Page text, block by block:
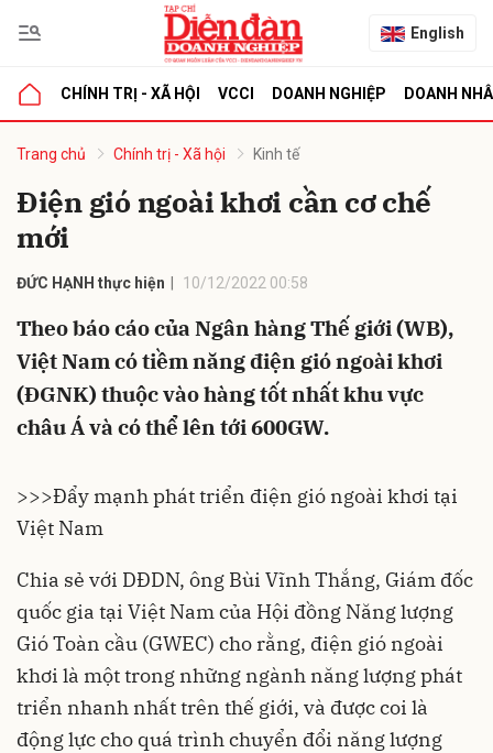
English
CHÍNH TRỊ - XÃ HỘI VCCI DOANH NGHIỆP DOANH
Trang chủ Chính trị - Xã hội Kinh tế
Điện gió ngoài khơi cần cơ chế
mới
ĐỨC HẠNH thực hiện 10/12/2022 00:58
Theo báo cáo của Ngân hàng Thế giới (WB),
Việt Nam có tiềm năng điện gió ngoài khơi
(ĐGNK) thuộc vào hàng tốt nhất khu vực
châu Á và có thể lên tới 600GW.
>>>Đẩy mạnh phát triển điện gió ngoài khơi tại
Việt Nam
Chia sẻ với DĐDN, ông Bùi Vĩnh Thắng, Giám đốc
quốc gia tại Việt Nam của Hội đồng Năng lượng
Gió Toàn cầu (GWEC) cho rằng, điện gió ngoài
khơi là một trong những ngành năng lượng phát
triển nhanh nhất trên thế giới, và được coi là
động lực cho quá trình chuyển đổi năng lượng
luận
Hủy